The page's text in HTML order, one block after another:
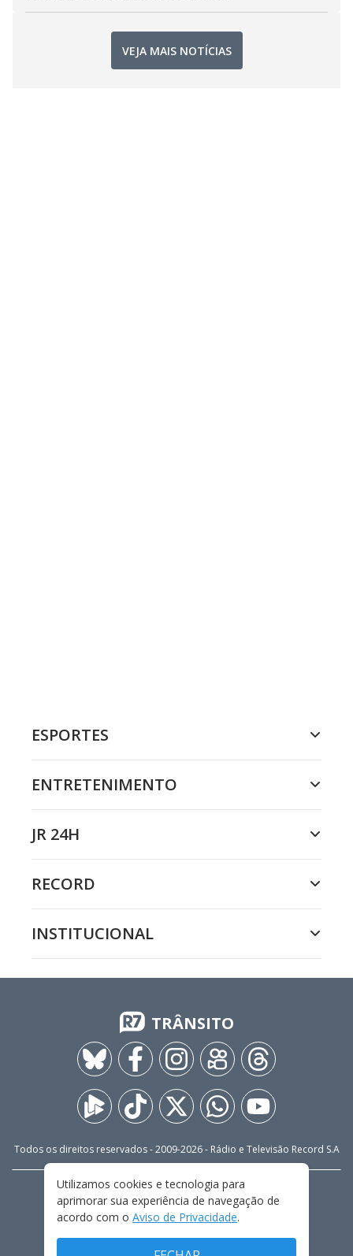
VEJA MAIS NOTÍCIAS
ESPORTES
ENTRETENIMENTO
JR 24H
RECORD
INSTITUCIONAL
TRÂNSITO
Todos os direitos reservados - 2009-2026- Rádio e Televisão Record S.A
FALE CONOSCO
PRIVACIDADE
TERMOS E CONDIÇÕES DE USO
Utilizamos cookies e tecnologia para
aprimorar sua experiência de navegação de
acordo com o Aviso de Privacidade.